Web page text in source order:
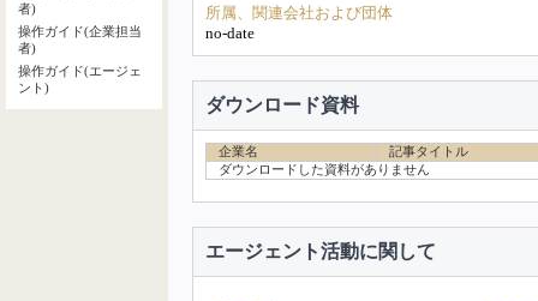
者)
操作ガイド(企業担当
者)
操作ガイド(エージェ
ント)
所属、関連会社および団体
no-date
ダウンロード資料
企業名
記事タイトル
ダウンロードした資料がありません
エージェント活動に関して